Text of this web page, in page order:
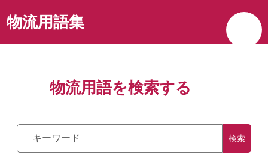
サービス
物流用語集
物流用語を検索する
検索